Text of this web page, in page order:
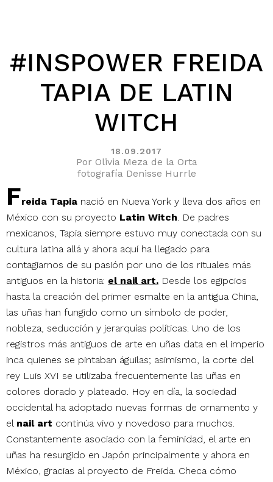
#INSPOWER FREIDA
TAPIA DE LATIN
WITCH
18.09.2017
Por Olivia Meza de la Orta
fotografía Denisse Hurrle
Freida Tapia nació en Nueva York y lleva dos años en
México con su proyecto Latin Witch. De padres
mexicanos, Tapia siempre estuvo muy conectada con su
cultura latina allá y ahora aquí ha llegado para
contagiarnos de su pasión por uno de los rituales más
antiguos en la historia: el nail art. Desde los egipcios
hasta la creación del primer esmalte en la antigua China,
las uñas han fungido como un símbolo de poder,
nobleza, seducción y jerarquías políticas. Uno de los
registros más antiguos de arte en uñas data en el imperio
inca quienes se pintaban águilas; asimismo, la corte del
rey Luis XVI se utilizaba frecuentemente las uñas en
colores dorado y plateado. Hoy en día, la sociedad
occidental ha adoptado nuevas formas de ornamento y
el nail art continúa vivo y novedoso para muchos.
Constantemente asociado con la feminidad, el arte en
uñas ha resurgido en Japón principalmente y ahora en
México, gracias al proyecto de Freida. Checa cómo